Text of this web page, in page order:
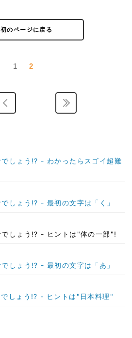
のページに戻る
1 2
でしょう!? - わかったらスゴイ超難
しょう!? - 最初の文字は「く」
でしょう!? - ヒントは"体の一部"!
しょう!? - 最初の文字は「あ」
でしょう!? - ヒントは"日本料理"